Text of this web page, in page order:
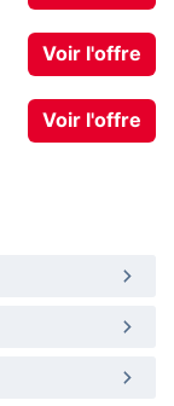
Voir l'offre
Voir l'offre